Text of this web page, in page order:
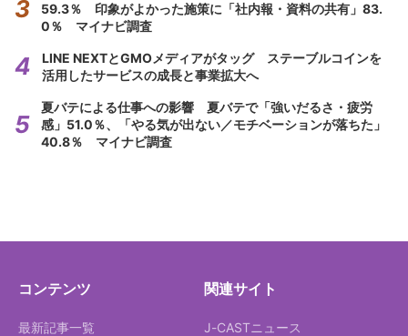
59.3％ 印象がよかった施策に「社内報・資料の共有」83.
0％ マイナビ調査
LINE NEXTとGMOメディアがタッグ ステーブルコインを
活用したサービスの成長と事業拡大へ
夏バテによる仕事への影響 夏バテで「強いだるさ・疲労
感」51.0％、「やる気が出ない／モチベーションが落ちた」
40.8％ マイナビ調査
コンテンツ
最新記事一覧
関連サイト
J-CASTニュース